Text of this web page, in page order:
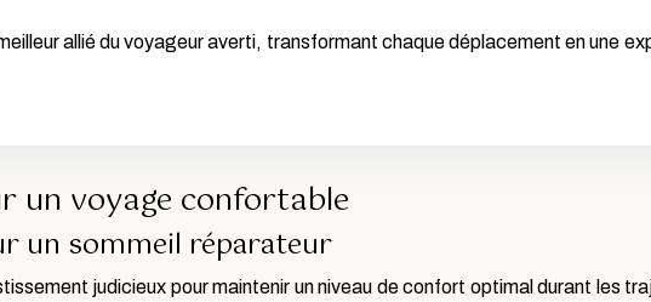
allié du voyageur averti, transformant chaque déplacement en une
un voyage confortable
un sommeil réparateur
judicieux pour maintenir un niveau de confort optimal durant les